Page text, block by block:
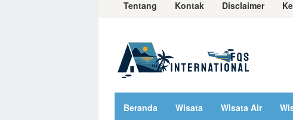
Tentang Kontak Disclaimer
Beranda Wisata Wisata Air